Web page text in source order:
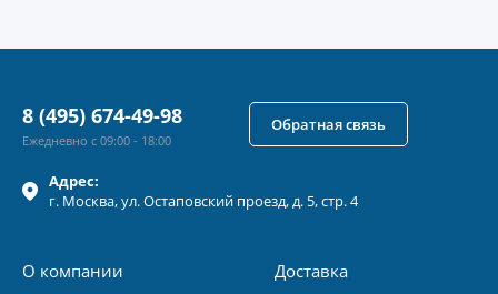
Адрес:
г. Москва, ул.Остаповский проезд, д. 5, стр. 4
О компании Доставка
8 (495) 674-49-98
Ежедневно с 09:00 - 18:00
Обратная связь